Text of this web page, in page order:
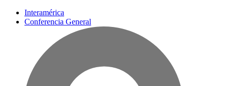
Interamérica
Conferencia General